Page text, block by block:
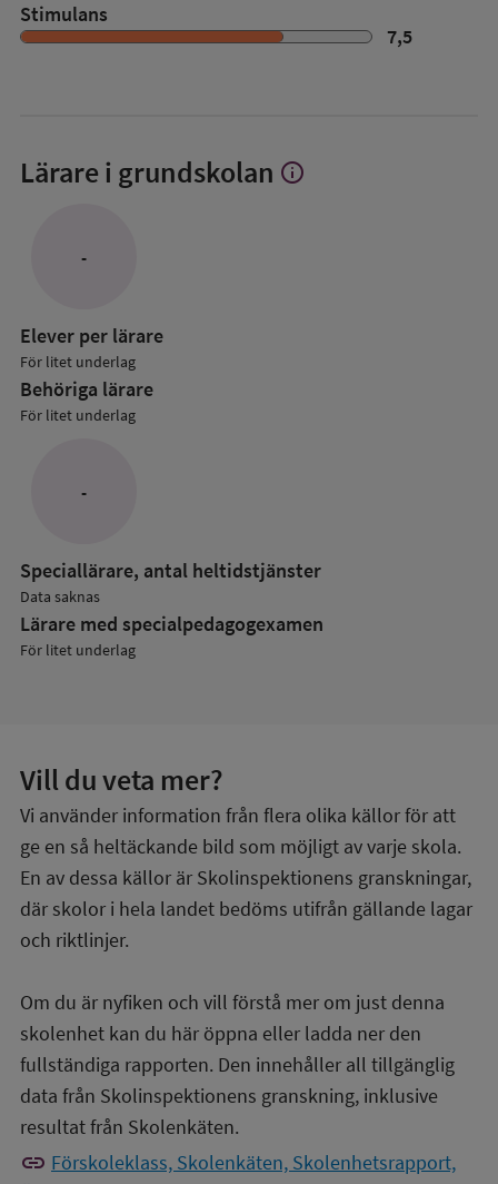
Stimulans
7,5
Lärare i grundskolan Visa
info
-
Elever per lärare
För litet underlag
Behöriga lärare
För litet underlag
-
Speciallärare, antal heltidstjänster
Data saknas
Lärare med specialpedagog­examen
För litet underlag
Vill du veta mer?
Vi använder information från flera olika källor för att
ge en så heltäckande bild som möjligt av varje skola.
En av dessa källor är Skolinspektionens granskningar,
där skolor i hela landet bedöms utifrån gällande lagar
och riktlinjer.
Om du är nyfiken och vill förstå mer om just denna
skolenhet kan du här öppna eller ladda ner den
fullständiga rapporten. Den innehåller all tillgänglig
data från Skolinspektionens granskning, inklusive
resultat från Skolenkäten.
link Förskoleklass, Skolenkäten, Skolenhetsrapport,